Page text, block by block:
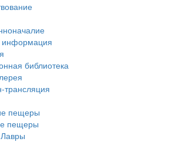
библиотека
трансляция
пещеры
пещеры